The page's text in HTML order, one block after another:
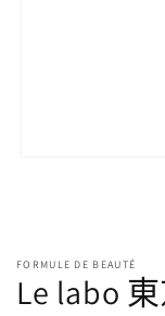
中
FORMULE DE BEAUTÉ
Le labo